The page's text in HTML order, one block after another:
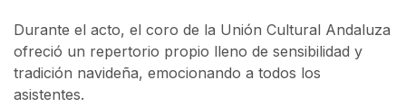
Durante el acto, el coro de la Unión Cultural Andaluza
ofreció un repertorio propio lleno de sensibilidad y
tradición navideña, emocionando a todos los
asistentes.